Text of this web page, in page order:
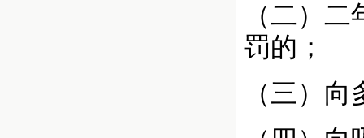
（二）
罚的；
（三）